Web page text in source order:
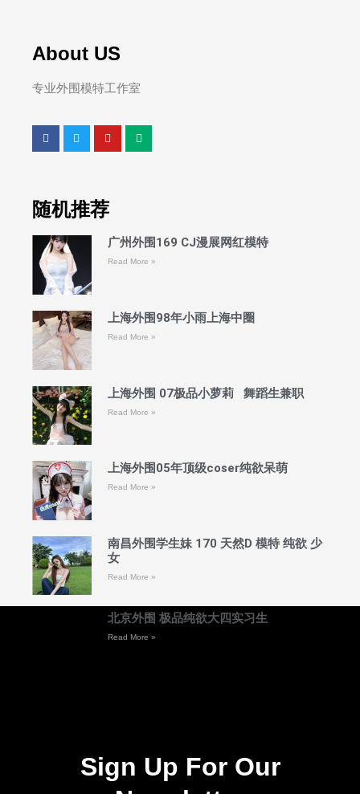
About US
专业外围模特工作室
随机推荐
广州外围169 CJ漫展网红模特
Read More »
上海外围98年小雨上海中圈
Read More »
上海外围 07极品小萝莉 舞蹈生兼职
Read More »
上海外围05年顶级coser纯欲呆萌
Read More »
南昌外围学生妹 170 天然D 模特 纯欲 少
女
Read More »
北京外围 极品纯欲大四实习生
Read More »
Sign Up For Our